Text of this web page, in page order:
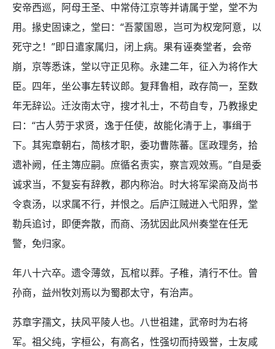
安帝西巡，阿母王圣、中常侍江京等并请属于堂，堂不为
用。掾史固谏之，堂曰：“吾蒙国恩，岂可为权宠阿意，以
死守之！”即日遣家属归，闭上病。果有诬奏堂者，会帝
崩，京等悉诛，堂以守正见称。永建二年，征入为将作大
臣。四年，坐公事左转议郎。复拜鲁相，政存简一，至数
年无辞讼。迁汝南太守，搜才礼士，不苟自专，乃教掾史
曰：“古人劳于求贤，逸于任使，故能化清于上，事缉于
下。其宪章朝右，简核才职，委功曹陈蕃。匡政理务，拾
遗补阙，任主簿应嗣。庶循名责实，察言观效焉。”自是委
诚求当，不复妄有辞教，郡内称治。时大将军梁商及尚书
令袁汤，以求属不行，并恨之。后庐江贼迸入弋阳界，堂
勒兵追讨，即便奔散，而商、汤犹因此风州奏堂在任无
警，免归家。
年八十六卒。遗令薄敛，瓦棺以葬。子稚，清行不仕。曾
孙商，益州牧刘焉以为蜀郡太守，有治声。
苏章字孺文，扶风平陵人也。八世祖建，武帝时为右将
军。祖父纯，字桓公，有高名，性强切而持毁誉，士友咸